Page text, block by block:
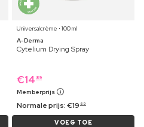
Universalcrème ⋅ 100 ml
A-Derma
Cytelium Drying Spray
€14 89
Memberprijs
Normale prijs:€19 69
VOEG TOE